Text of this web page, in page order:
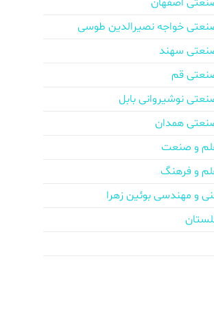
خواجه نصیرالدین طوسی
سهند
قم
نوشیروانی بابل
همدان
و صنعت
و فرهنگ
و مهندسی بوئین زهرا